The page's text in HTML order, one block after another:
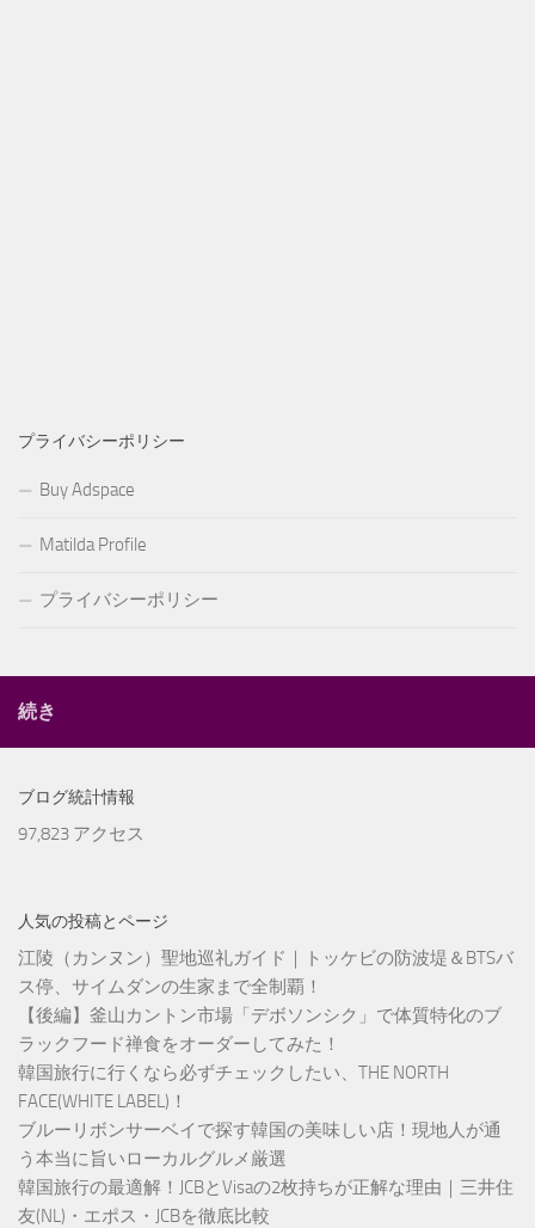
プライバシーポリシー
Buy Adspace
Matilda Profile
プライバシーポリシー
続き
ブログ統計情報
97,823 アクセス
人気の投稿とページ
江陵（カンヌン）聖地巡礼ガイド｜トッケビの防波堤＆BTSバ
ス停、サイムダンの生家まで全制覇！
【後編】釜山カントン市場「デボソンシク」で体質特化のブ
ラックフード禅食をオーダーしてみた！
韓国旅行に行くなら必ずチェックしたい、THE NORTH
FACE(WHITE LABEL)！
ブルーリボンサーベイで探す韓国の美味しい店！現地人が通
う本当に旨いローカルグルメ厳選
韓国旅行の最適解！JCBとVisaの2枚持ちが正解な理由｜三井住
友(NL)・エポス・JCBを徹底比較